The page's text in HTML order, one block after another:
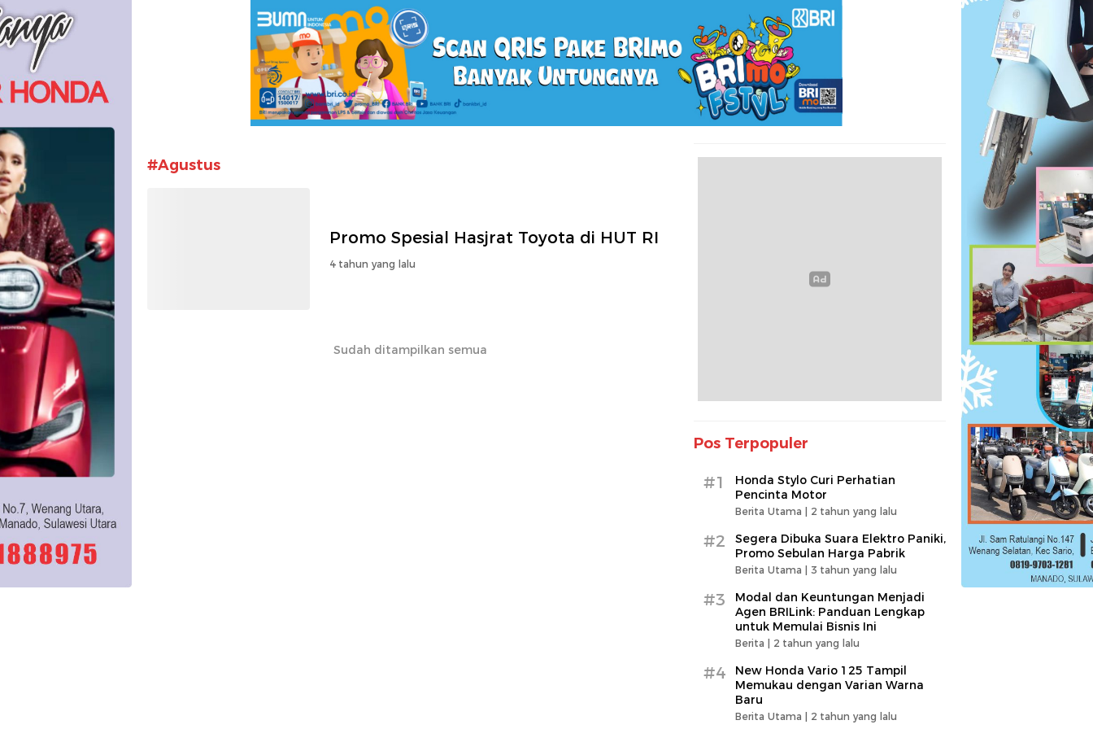
#Agustus
Promo Spesial Hasjrat Toyota di HUT RI
4 tahun yang lalu
Sudah ditampilkan semua
Pos Terpopuler
#1
Honda Stylo Curi Perhatian
Pencinta Motor
Berita Utama | 2 tahun yang lalu
#2
Segera Dibuka Suara Elektro Paniki,
Promo Sebulan Harga Pabrik
Berita Utama | 3 tahun yang lalu
#3
Modal dan Keuntungan Menjadi
Agen BRILink: Panduan Lengkap
untuk Memulai Bisnis Ini
Berita | 2 tahun yang lalu
#4
New Honda Vario 125 Tampil
Memukau dengan Varian Warna
Baru
Berita Utama | 2 tahun yang lalu